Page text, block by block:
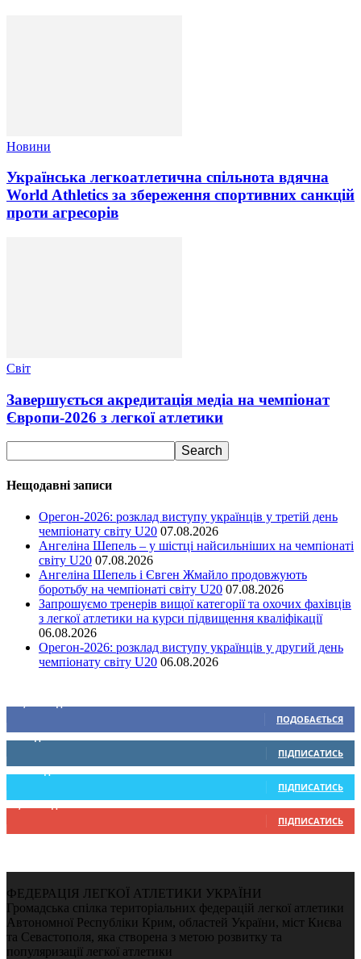
Новини
Українська легкоатлетична спільнота вдячна
World Athletics за збереження спортивних санкцій
проти агресорів
Світ
Завершується акредитація медіа на чемпіонат
Європи-2026 з легкої атлетики
Нещодавні записи
Орегон-2026: розклад виступу українців у третій день
чемпіонату світу U20 07.08.2026
Ангеліна Шепель – у шістці найсильніших на чемпіонаті
світу U20 07.08.2026
Ангеліна Шепель і Євген Жмайло продовжують
боротьбу на чемпіонаті світу U20 07.08.2026
Запрошуємо тренерів вищої категорії та охочих фахівців
з легкої атлетики на курси підвищення кваліфікації
06.08.2026
Орегон-2026: розклад виступу українців у другий день
чемпіонату світу U20 06.08.2026
ПОДОБАЄТЬСЯ
0 Підписників
ПІДПИСАТИСЬ
234 Підписників
ПІДПИСАТИСЬ
9,370 Підписників
ПІДПИСАТИСЬ
ФЕДЕРАЦІЯ ЛЕГКОЇ АТЛЕТИКИ УКРАЇНИ
Громадська спілка територіальних федерацій легкої атлетики
Автономної Республіки Крим, областей України, міст Києва
та Севастополя, яка створена з метою розвитку та
популяризації легкої атлетики